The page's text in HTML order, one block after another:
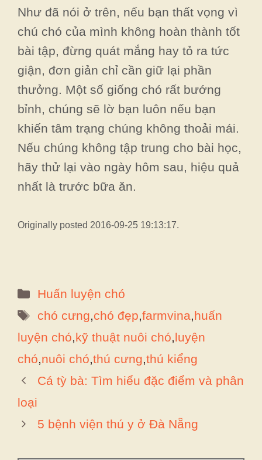
Như đã nói ở trên, nếu bạn thất vọng vì
chú chó của mình không hoàn thành tốt
bài tập, đừng quát mắng hay tỏ ra tức
giận, đơn giản chỉ cần giữ lại phần
thưởng. Một số giống chó rất bướng
bỉnh, chúng sẽ lờ bạn luôn nếu bạn
khiến tâm trạng chúng không thoải mái.
Nếu chúng không tập trung cho bài học,
hãy thử lại vào ngày hôm sau, hiệu quả
nhất là trước bữa ăn.
Originally posted 2016-09-25 19:13:17.
Danh
mục
Huấn luyện chó
Thẻ
chó cưng,chó đẹp,farmvina,huấn
luyện chó,kỹ thuật nuôi chó,luyện
chó,nuôi chó,thú cưng,thú kiểng
Cá tỳ bà: Tìm hiểu đặc điểm và phân
loại
5 bệnh viện thú y ở Đà Nẵng